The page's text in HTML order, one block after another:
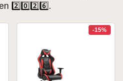
2️⃣0️⃣2️⃣6️⃣.
-15%